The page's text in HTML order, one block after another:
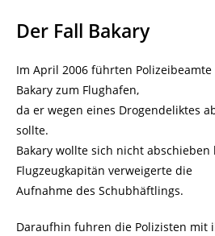
Der Fall Bakary
Im April 2006 führten Polizeibeamte
Bakary zum Flughafen,
da er wegen eines Drogendeliktes
sollte.
Bakary wollte sich nicht
Flugzeugkapitän verweigerte die
Aufnahme des Schubhäftlings.
Daraufhin fuhren die Polizisten mit